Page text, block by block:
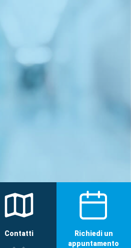
Contatti
Richiedi un
appuntamento